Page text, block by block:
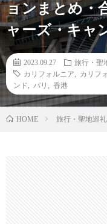
ョンまとめ・
ャーズ・キャ
2023.09.27
旅行・聖
カリフォルニア
カリフ
ンド
パリ 香港
HOME 旅行・聖地巡礼